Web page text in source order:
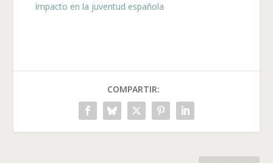
impacto en la juventud española
COMPARTIR: